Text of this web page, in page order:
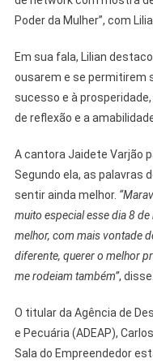
Poder da Mulher”, com
Em sua fala, Lilian
ousarem e se permitirem
sucesso e à
de reflexão e a
A cantora Jaidete Varjão
Segundo ela, as palavras
sentir ainda melhor.
muito especial esse dia 8
melhor, com mais vontade
diferente, querer o melhor
me rodeiam também”, disse.
O titular da Agência de
e Pecuária (ADEAP),
Sala do Empreendedor